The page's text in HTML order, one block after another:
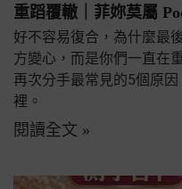
重蹈覆轍｜菲妳莫屬
好不容易復合，為什麼最
方變心，而是你們一直在
再次分手最常見的5個原
裡。
閱讀全文 »